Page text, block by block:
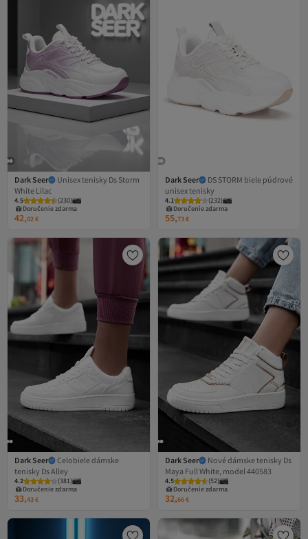
Dark Seer
Unisex tenisky Ds Storm
White Lilac
4.5 (230)
Doručenie zdarma
42,02€
Dark Seer
DS STORM biele púdrové
unisex tenisky
4.1 (232)
Doručenie zdarma
55,73€
Dark Seer
Celobiele dámske
tenisky Ds Alley
4.2 (381)
Doručenie zdarma
33,43€
Dark Seer
Nové dámske tenisky Ds
Maya Full White, model 440583
4.5 (52)
Doručenie zdarma
32,66€